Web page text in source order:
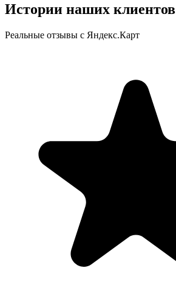
Истории наших клиентов
Реальные отзывы с Яндекс.Карт